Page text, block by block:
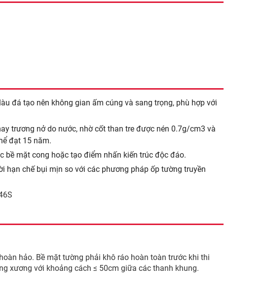
đá tạo nên không gian ấm cúng và sang trọng, phù hợp với
trương nở do nước, nhờ cốt than tre được nén 0.7g/cm3 và
đạt 15 năm.
bề mặt cong hoặc tạo điểm nhấn kiến trúc độc đáo.
chế bụi mịn so với các phương pháp ốp tường truyền
hảo. Bề mặt tường phải khô ráo hoàn toàn trước khi thi
xương với khoảng cách ≤ 50cm giữa các thanh khung.